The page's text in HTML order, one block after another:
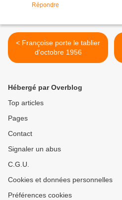
Répondre
< Françoise porte le tablier
d'octobre 1956
Hébergé par Overblog
Top articles
Pages
Contact
Signaler un abus
C.G.U.
Cookies et données personnelles
Préférences cookies